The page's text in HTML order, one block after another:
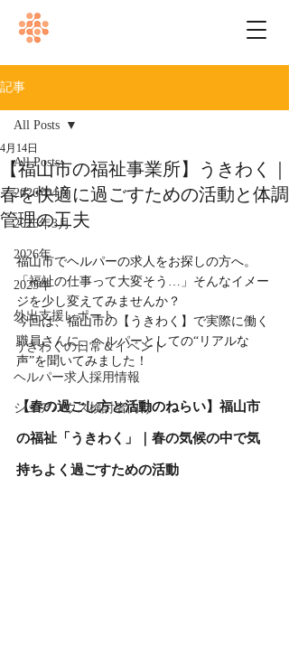
記事
All Posts
2026年4月
2026年3月
2026年
2025年
外出支援レポート
うきわくの日常＆イベント
ヘルパー求人採用情報
シェアハウス検討者向け
All Posts
【福山市の福祉事業所】うきわく｜
春を快適に過ごすための活動と体調
管理の工夫
4月14日
福山市でヘルパーの求人をお探しの方へ。
「福祉の仕事って大変そう…」そんなイメー
ジを少し変えてみませんか？
今回は、福山市の【うきわく】で実際に働く
職員さんに、ヘルパーとしての“リアルな
声”を聞いてみました！
【春の過ごし方と活動のねらい】福山市
の福祉「うきわく」｜春の気候の中で気
持ちよく過ごすための活動